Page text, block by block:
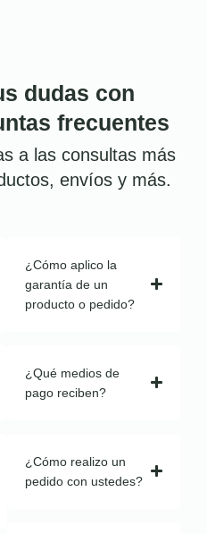
dudas con
frecuentes
a las consultas más
envíos y más.
¿Cómo aplico la
garantía de un
producto o pedido?
¿Qué medios de
pago reciben?
¿Cómo realizo un
pedido con ustedes?